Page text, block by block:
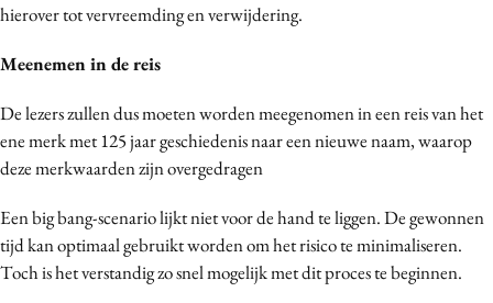
hierover tot vervreemding en verwijdering.
Meenemen in de reis
De lezers zullen dus moeten worden meegenomen in een reis van het
ene merk met 125 jaar geschiedenis naar een nieuwe naam, waarop
deze merkwaarden zijn overgedragen
Een big bang-scenario lijkt niet voor de hand te liggen. De gewonnen
tijd kan optimaal gebruikt worden om het risico te minimaliseren.
Toch is het verstandig zo snel mogelijk met dit proces te beginnen.